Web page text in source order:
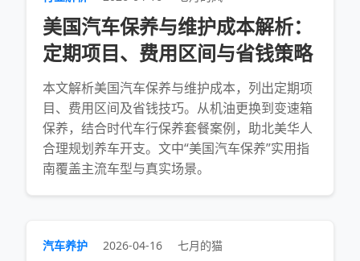
美国汽车保养与维护成本解析：
定期项目、费用区间与省钱策略
本文解析美国汽车保养与维护成本，列出定期项
目、费用区间及省钱技巧。从机油更换到变速箱
保养，结合时代车行保养套餐案例，助北美华人
合理规划养车开支。文中“美国汽车保养”实用指
南覆盖主流车型与真实场景。
汽车养护 2026-04-16 七月的猫